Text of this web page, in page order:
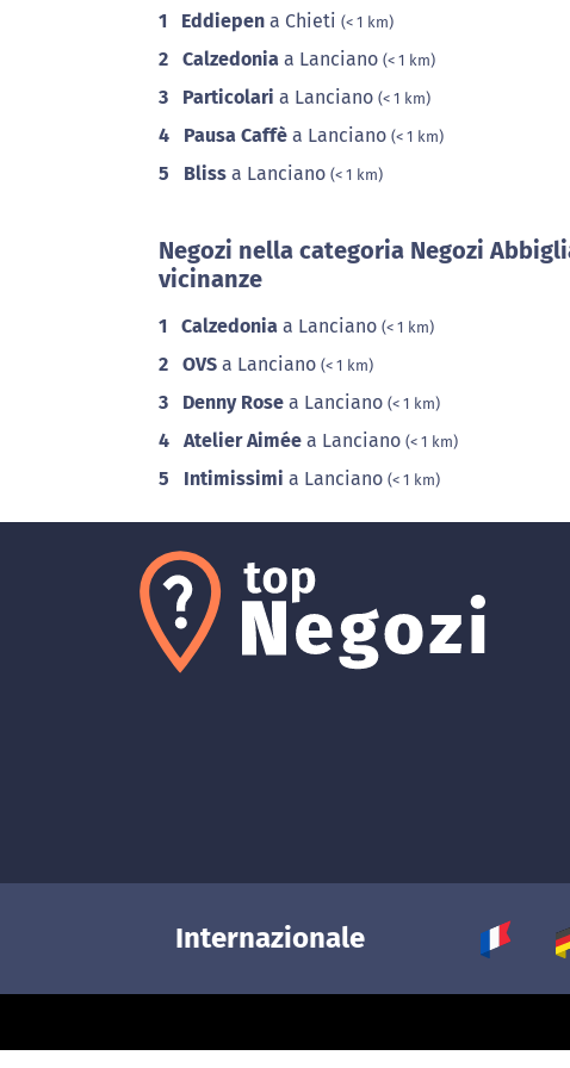
1 Eddiepen a Chieti (< 1 km)
2 Calzedonia a Lanciano (< 1 km)
3 Particolari a Lanciano (< 1 km)
4 Pausa Caffè a Lanciano (< 1 km)
5 Bliss a Lanciano (< 1 km)
Negozi nella categoria Negozi
vicinanze
1 Calzedonia a Lanciano (< 1 km)
2 OVS a Lanciano (< 1 km)
3 Denny Rose a Lanciano (< 1 km)
4 Atelier Aimée a Lanciano (< 1 km)
5 Intimissimi a Lanciano (< 1 km)
Internazionale